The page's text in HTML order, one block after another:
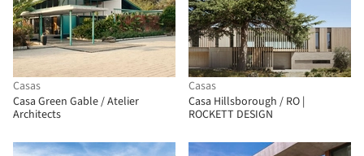
Casas
Casa Green Gable / Atelier
Architects
Casas
Casa Hillsborough / RO |
ROCKETT DESIGN